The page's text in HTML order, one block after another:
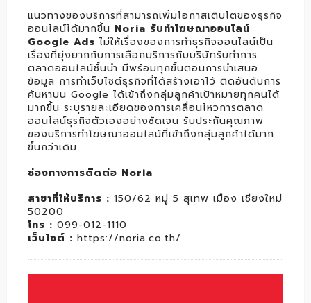
แนวทางของบริการที่สามารถเพิ่มโอกาสเติบโตของธุรกิจ
ออนไลน์ได้มากขึ้น Noria รับทำโฆษณาออนไลน์
Google Ads ไม่ให้เรื่องของการทำธุรกิจออนไลน์เป็น
เรื่องที่ยุ่งยากกับการเลือกบริการกับบริษัทรับทำการ
ตลาดออนไลน์ชั้นนำ มีพร้อมทุกขั้นตอนการนำเสนอ
ข้อมูล การทำเว็บไซต์ธุรกิจที่ได้สร้างเอาไว้ ติดอันดับการ
ค้นหาบน Google ได้เข้าถึงกลุ่มลูกค้าเป้าหมายทุกคนได้
มากขึ้น ระบุรายละเอียดของการเคลื่อนไหวการตลาด
ออนไลน์ธุรกิจตัวเองอย่างชัดเจน รับประกันคุณภาพ
ของบริการทำโฆษณาออนไลน์ที่เข้าถึงกลุ่มลูกค้าได้มาก
ขึ้นกว่าเดิม
ช่องทางการติดต่อ Noria
สาขาที่ให้บริการ : 150/62 หมู่ 5 สุเทพ เมือง เชียงใหม่
50200
โทร : 099-012-1110
เว็บไซต์ : https://noria.co.th/